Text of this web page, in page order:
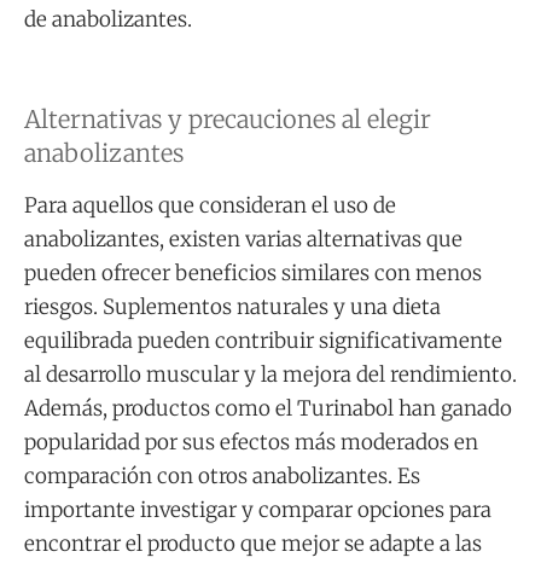
de anabolizantes.
Alternativas y precauciones al elegir
anabolizantes
Para aquellos que consideran el uso de
anabolizantes, existen varias alternativas que
pueden ofrecer beneficios similares con menos
riesgos. Suplementos naturales y una dieta
equilibrada pueden contribuir significativamente
al desarrollo muscular y la mejora del rendimiento.
Además, productos como el Turinabol han ganado
popularidad por sus efectos más moderados en
comparación con otros anabolizantes. Es
importante investigar y comparar opciones para
encontrar el producto que mejor se adapte a las